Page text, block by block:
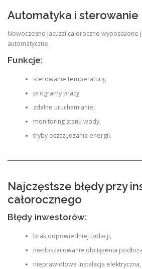
Automatyka i sterowanie
Nowoczesne jacuzzi całoroczne wyposażone
automatyczne.
Funkcje:
sterowanie temperaturą,
programy pracy,
zdalne uruchamianie,
monitoring stanu wody,
tryby oszczędzania energii.
Najczęstsze błędy przy
całorocznego
Błędy inwestorów:
brak odpowiedniej izolacji,
niedoszacowanie obciążenia
nieprawidłowa instalacja elektryczna,